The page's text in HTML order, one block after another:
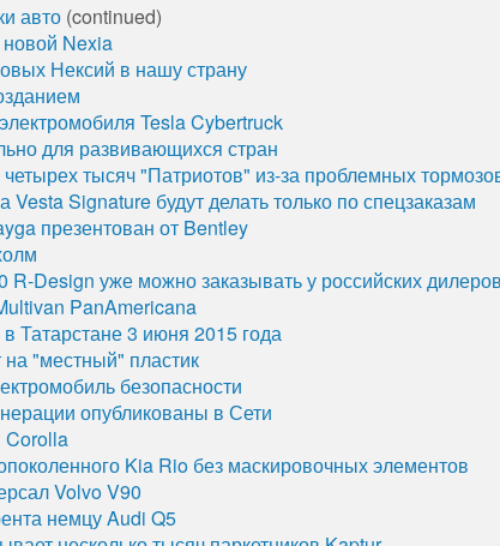
авто (continued)
новой Nexia
Нексий в нашу страну
Tesla Cybertruck
для развивающихся стран
тысяч "Патриотов" из-за проблемных
Signature будут делать только по спецзаказам
презентован от Bentley
Design уже можно заказывать у российских
PanAmericana
Татарстане 3 июня 2015 года
"местный" пластик
безопасности
опубликованы в Сети
Corolla
Kia Rio без маскировочных элементов
Volvo V90
немцу Audi Q5